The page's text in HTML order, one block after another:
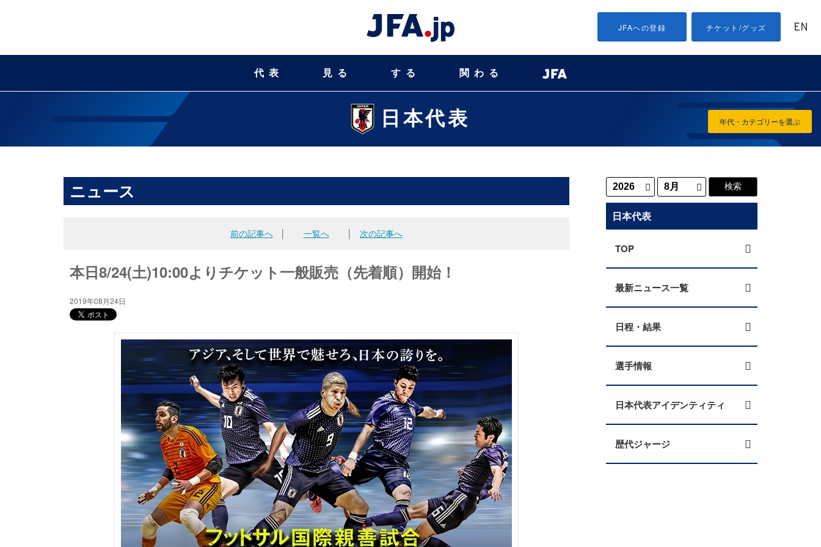
JFAへの登録 チケット/グッズ EN
代表 見る する 関わる
日本代表 年代・カテゴリーを選ぶ
ニュース
前の記事へ│ 一覧へ 次の記事へ
本日8/24(土)10:00よりチケット一般販売（先着順）開始！
2019年08月24日
日本代表
TOP
最新ニュース一覧
日程・結果
選手情報
日本代表アイデンティティ
歴代ジャージ